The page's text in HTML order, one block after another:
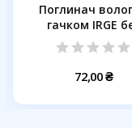
Поглинач
гачком IRGE
аромату, 500...
72,00 ₴